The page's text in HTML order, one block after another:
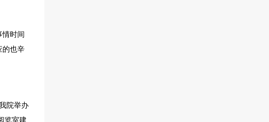
情时间
的也辛
院举办
览室建